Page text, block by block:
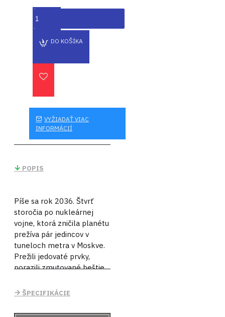
DO KOŠÍKA
VYŽIADAŤ VIAC
INFORMÁCIÍ
POPIS
Píše sa rok 2036. Štvrť
storočia po nukleárnej
vojne, ktorá zničila planétu
prežíva pár jedincov v
tuneloch metra v Moskve.
Prežili jedovaté prvky,
porazili zmutované beštie,
civilnú vojnu.
ŠPECIFIKÁCIE